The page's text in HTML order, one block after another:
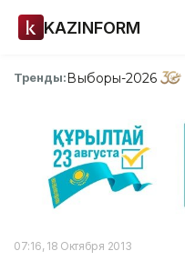
KAZINFORM
Тренды:Выборы-2026
07:16, 18 Октября 2013